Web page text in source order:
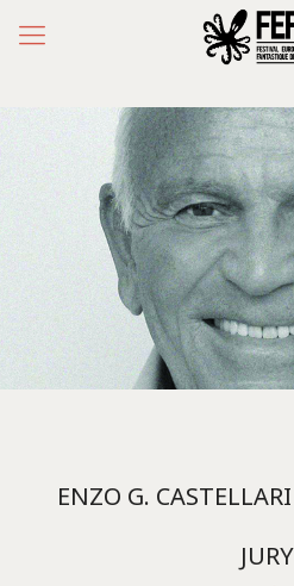
ENZO G.
JURY